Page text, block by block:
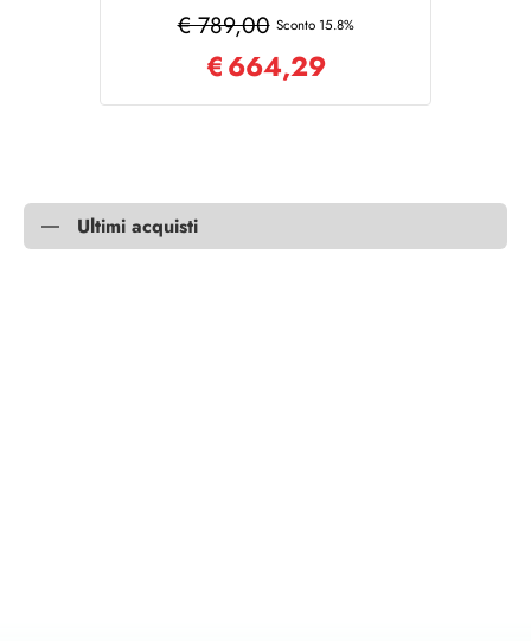
€ 789,00 Sconto 15.8%
€664,29
Ultimi acquisti